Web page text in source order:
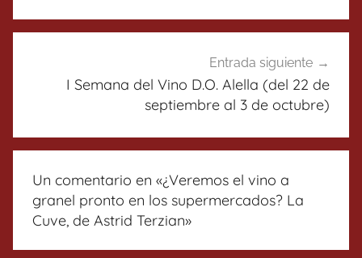
Entrada siguiente
I Semana del Vino D.O. Alella (del 22 de
septiembre al 3 de octubre)
Un comentario en «¿Veremos el vino a
granel pronto en los supermercados? La
Cuve, de Astrid Terzian»